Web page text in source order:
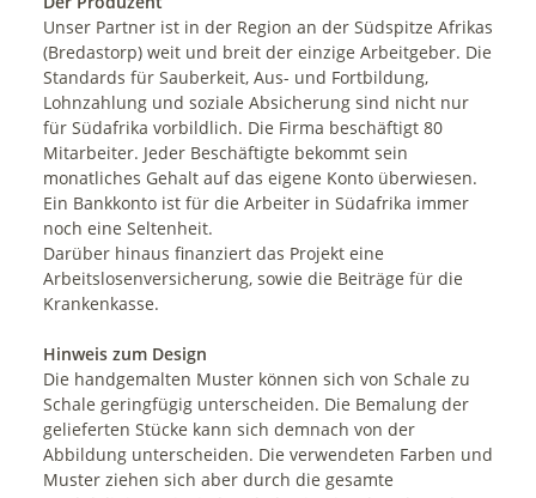
Unser Partner ist in der Region an der Südspitze Afrikas
(Bredastorp) weit und breit der einzige Arbeitgeber. Die
Standards für Sauberkeit, Aus- und Fortbildung,
Lohnzahlung und soziale Absicherung sind nicht nur
für Südafrika vorbildlich. Die Firma beschäftigt 80
Mitarbeiter. Jeder Beschäftigte bekommt sein
monatliches Gehalt auf das eigene Konto überwiesen.
Ein Bankkonto ist für die Arbeiter in Südafrika immer
noch eine Seltenheit.
Darüber hinaus finanziert das Projekt eine
Arbeitslosenversicherung, sowie die Beiträge für die
Krankenkasse.
Hinweis zum Design
Die handgemalten Muster können sich von Schale zu
Schale geringfügig unterscheiden. Die Bemalung der
gelieferten Stücke kann sich demnach von der
Abbildung unterscheiden. Die verwendeten Farben und
Muster ziehen sich aber durch die gesamte